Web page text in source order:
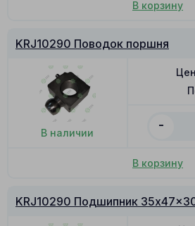
В корзину
KRJ10290 Поводок поршня
В наличии
-
В корзину
KRJ10290 Подшипник